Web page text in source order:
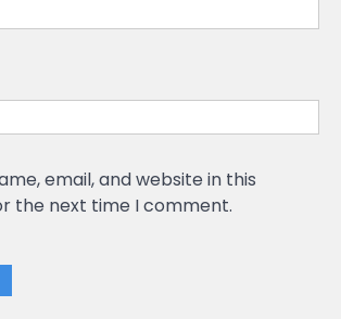
email, and website in this
the next time I comment.